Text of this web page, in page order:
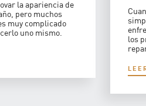
la apariencia de
pero muchos
muy complicado
uno mismo.
los